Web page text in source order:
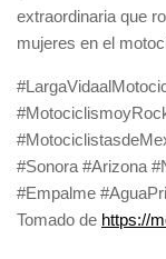
extraordinaria que
mujeres en el
#Sonora #Arizona
#Empalme
Tomado de https://